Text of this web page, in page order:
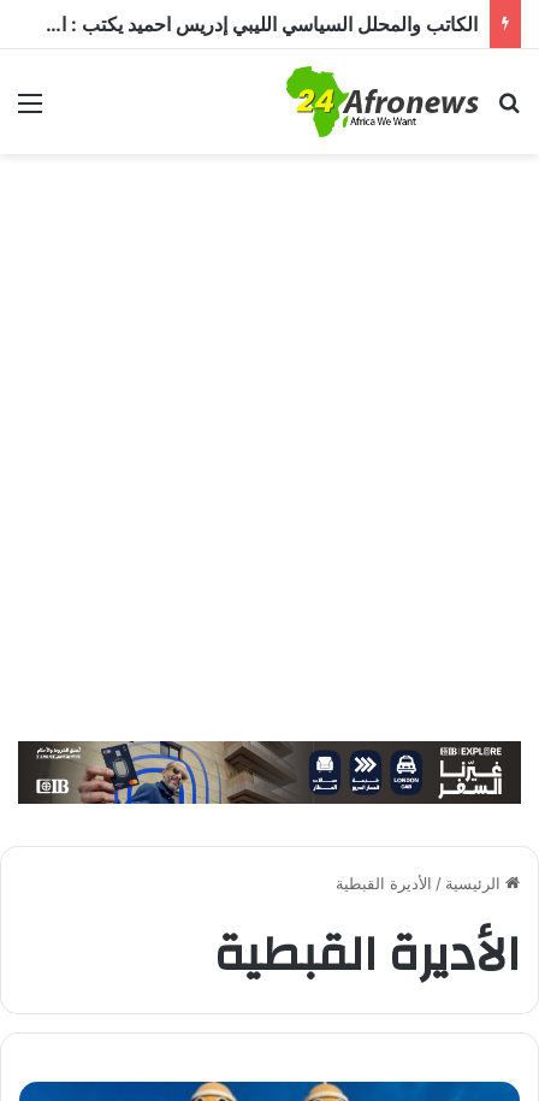
الكاتب والمحلل السياسي الليبي إدريس احميد يكتب : الكاميرون في ظل غياب بول بيا… قراءة في المشهد وأسباب الغياب ومآلات الأوضاع
بحث عن
الرئيسية / الأديرة القبطية
الأديرة القبطية